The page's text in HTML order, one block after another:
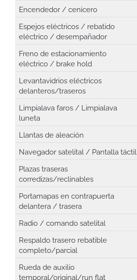
Encendedor / cenicero
Espejos eléctricos / rebatido
eléctrico / desempañador
Freno de estacionamiento
eléctrico / brake hold
Levantavidrios eléctricos
delanteros/traseros
Limpialava faros / Limpialava
luneta
Llantas de aleación
Navegador satelital / Pantalla táctil
Plazas traseras
corredizas/reclinables
Portamapas en contrapuerta
delantera / trasera
Radio / comando satelital
Respaldo trasero rebatible
completo/parcial
Rueda de auxilio
temporal/original/run flat